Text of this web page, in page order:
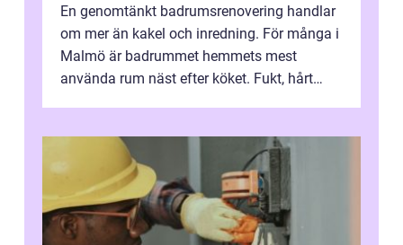
En genomtänkt badrumsrenovering handlar
om mer än kakel och inredning. För många i
Malmö är badrummet hemmets mest
använda rum näst efter köket. Fukt, hårt